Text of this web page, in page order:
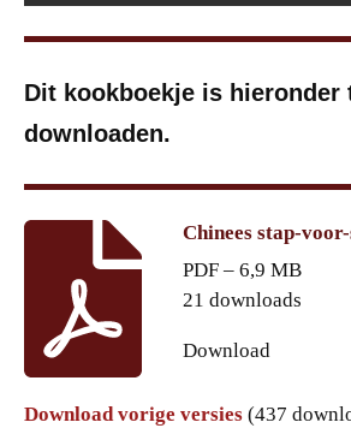
Dit kookboekje is hieronder
downloaden.
Chinees stap-
PDF – 6,9 MB
21 downloads
Download
Download vorige versies (437